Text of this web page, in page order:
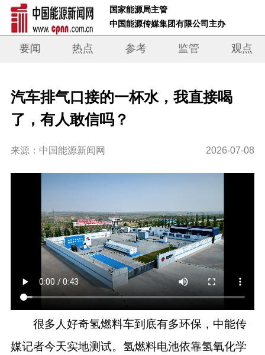
国家能源局主管
中国能源传媒集团有限公司主办
要闻 热点 参考 监管 观点
汽车排气口接的一杯水，我直接喝
了，有人敢信吗？
来源：中国能源新闻网 2026-07-08
很多人好奇氢燃料车到底有多环保，中能传
媒记者今天实地测试。氢燃料电池依靠氢氧化学